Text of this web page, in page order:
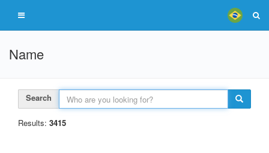
Name
Search
Results: 3415